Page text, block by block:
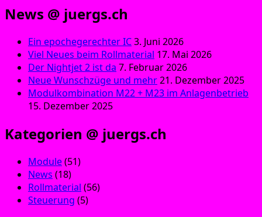
News @ juergs.ch
Ein epochegerechter IC3. Juni 2026
Viel Neues beim Rollmaterial 17. Mai 2026
Der Nightjet 2 ist da 7. Februar 2026
Neue Wunschzüge und mehr21. Dezember 2025
Modulkombination M22 + M23 im Anlagenbetrieb
15. Dezember 2025
Kategorien @ juergs.ch
Module(51)
News (18)
Rollmaterial (56)
Steuerung (5)